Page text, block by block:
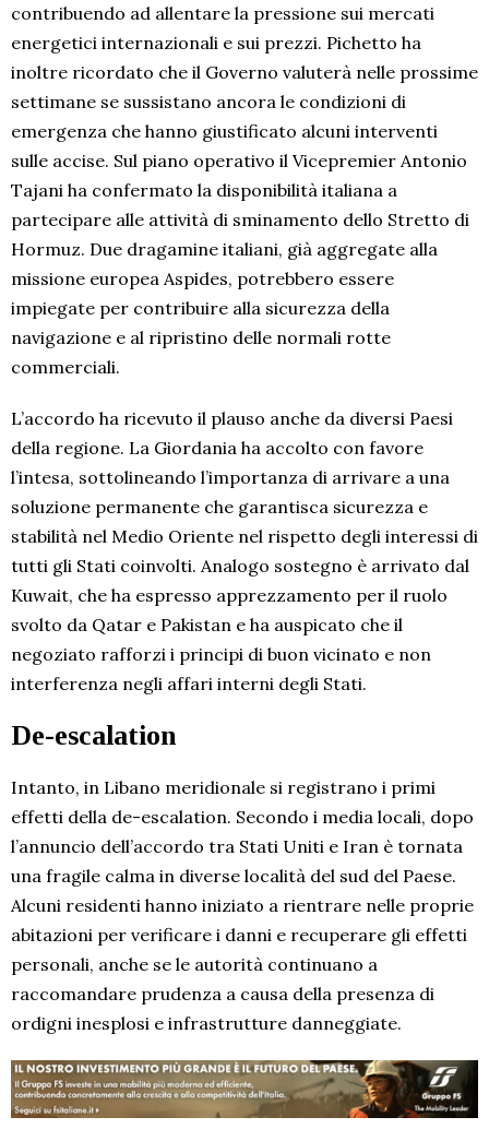
contribuendo ad allentare la pressione sui mercati
energetici internazionali e sui prezzi. Pichetto ha
inoltre ricordato che il Governo valuterà nelle prossime
settimane se sussistano ancora le condizioni di
emergenza che hanno giustificato alcuni interventi
sulle accise. Sul piano operativo il Vicepremier Antonio
Tajani ha confermato la disponibilità italiana a
partecipare alle attività di sminamento dello Stretto di
Hormuz. Due dragamine italiani, già aggregate alla
missione europea Aspides, potrebbero essere
impiegate per contribuire alla sicurezza della
navigazione e al ripristino delle normali rotte
commerciali.
L’accordo ha ricevuto il plauso anche da diversi Paesi
della regione. La Giordania ha accolto con favore
l’intesa, sottolineando l’importanza di arrivare a una
soluzione permanente che garantisca sicurezza e
stabilità nel Medio Oriente nel rispetto degli interessi di
tutti gli Stati coinvolti. Analogo sostegno è arrivato dal
Kuwait, che ha espresso apprezzamento per il ruolo
svolto da Qatar e Pakistan e ha auspicato che il
negoziato rafforzi i principi di buon vicinato e non
interferenza negli affari interni degli Stati.
De-escalation
Intanto, in Libano meridionale si registrano i primi
effetti della de-escalation. Secondo i media locali, dopo
l’annuncio dell’accordo tra Stati Uniti e Iran è tornata
una fragile calma in diverse località del sud del Paese.
Alcuni residenti hanno iniziato a rientrare nelle proprie
abitazioni per verificare i danni e recuperare gli effetti
personali, anche se le autorità continuano a
raccomandare prudenza a causa della presenza di
ordigni inesplosi e infrastrutture danneggiate.